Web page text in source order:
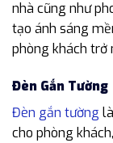
nhà cũng như
tạo ánh sáng
phòng khách trở
Đèn Gắn Tường
Đèn gắn tường
cho phòng